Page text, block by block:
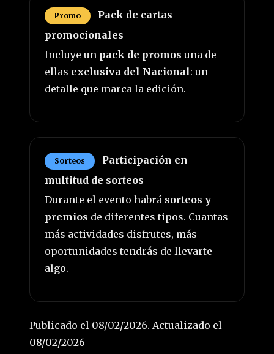
Promo
Pack de cartas
promocionales
Incluye un pack de promos una de
ellas exclusiva del Nacional: un
detalle que marca la edición.
Sorteos
Participación en
multitud de sorteos
Durante el evento habrá sorteos y
premios de diferentes tipos. Cuantas
más actividades disfrutes, más
oportunidades tendrás de llevarte
algo.
Publicado el 08/02/2026. Actualizado el
08/02/2026